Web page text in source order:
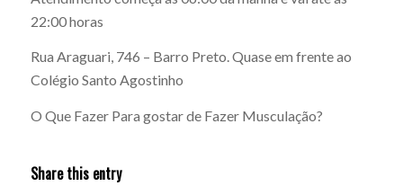
22:00 horas
Rua Araguari, 746 – Barro Preto. Quase em frente ao
Colégio Santo Agostinho
O Que Fazer Para gostar de Fazer Musculação?
Share this entry